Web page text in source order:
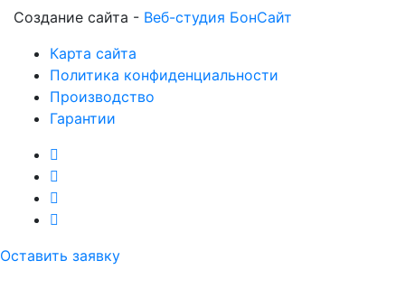
Создание сайта - Веб-студия БонСайт
Карта сайта
Политика конфиденциальности
Производство
Гарантии
Оставить заявку